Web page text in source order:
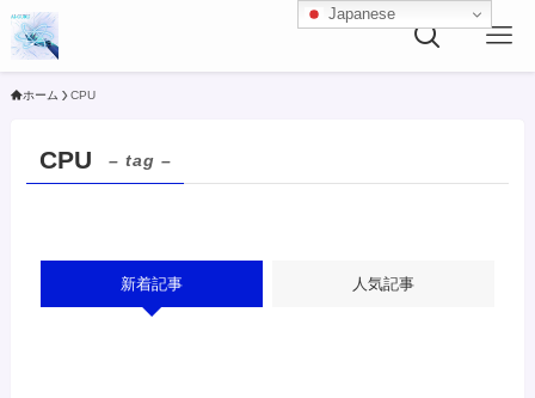
ホーム CPU
CPU – tag –
新着記事 人気記事
Japanese